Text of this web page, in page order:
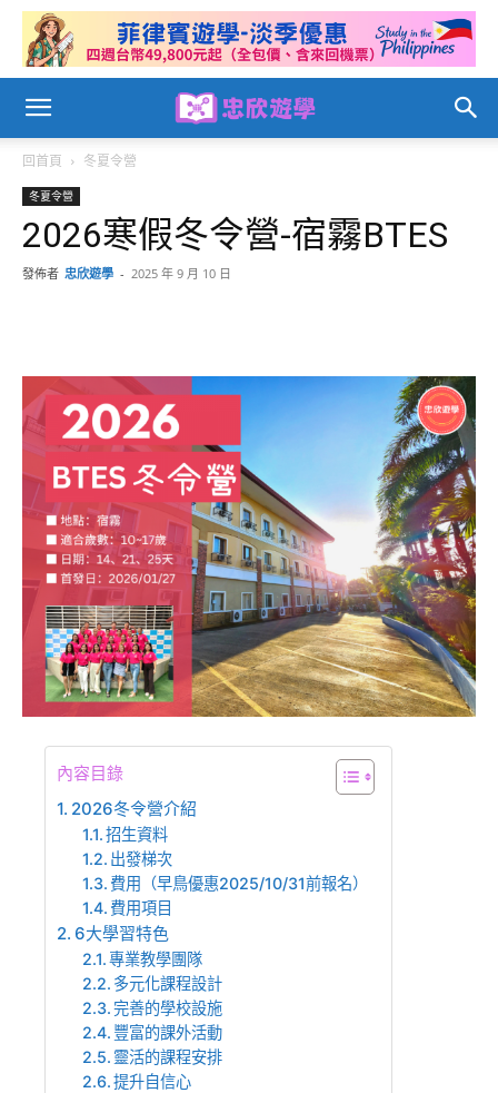
回首頁 冬夏令營
冬夏令營
2026寒假冬令營-宿霧BTES
發佈者 忠欣遊學 - 2025 年 9 月 10 日
內容目錄
2026冬令營介紹
招生資料
出發梯次
費用（早鳥優惠2025/10/31前報名）
費用項目
6大學習特色
專業教學團隊
多元化課程設計
完善的學校設施
豐富的課外活動
靈活的課程安排
提升自信心